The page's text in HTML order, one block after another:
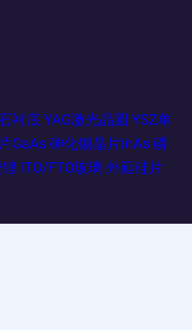
衬底YAG激光晶圆 YSZ单
GaAs砷化铟晶片InAs 磷
ITO/FTO玻璃 外延硅片